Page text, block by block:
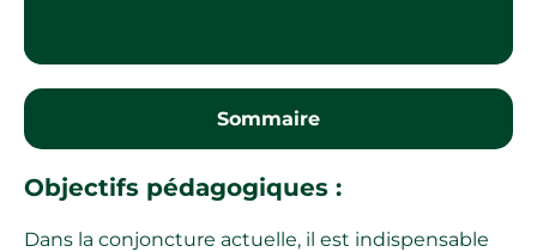
Sommaire
Objectifs pédagogiques :
Dans la conjoncture actuelle, il est indispensable